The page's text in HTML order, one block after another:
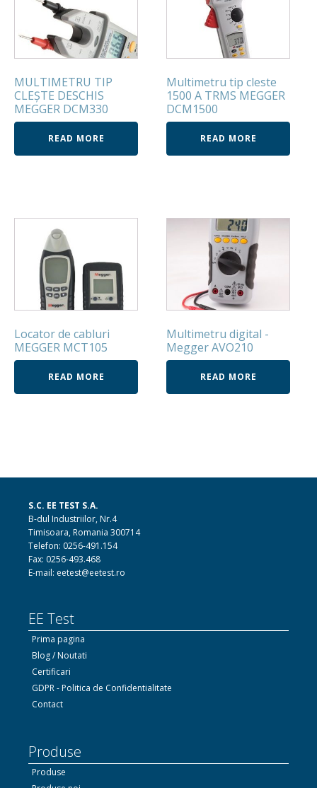
MULTIMETRU TIP
CLEŞTE DESCHIS
MEGGER DCM330
READ MORE
Multimetru tip cleste
1500 A TRMS MEGGER
DCM1500
READ MORE
Locator de cabluri
MEGGER MCT105
READ MORE
Multimetru digital -
Megger AVO210
READ MORE
S.C. EE TEST S.A.
B-dul Industriilor, Nr.4
Timisoara, Romania 300714
Telefon: 0256-491.154
Fax: 0256-493.468
E-mail: eetest@eetest.ro
EE Test
Prima pagina
Blog / Noutati
Certificari
GDPR - Politica de Confidentialitate
Contact
Produse
Produse